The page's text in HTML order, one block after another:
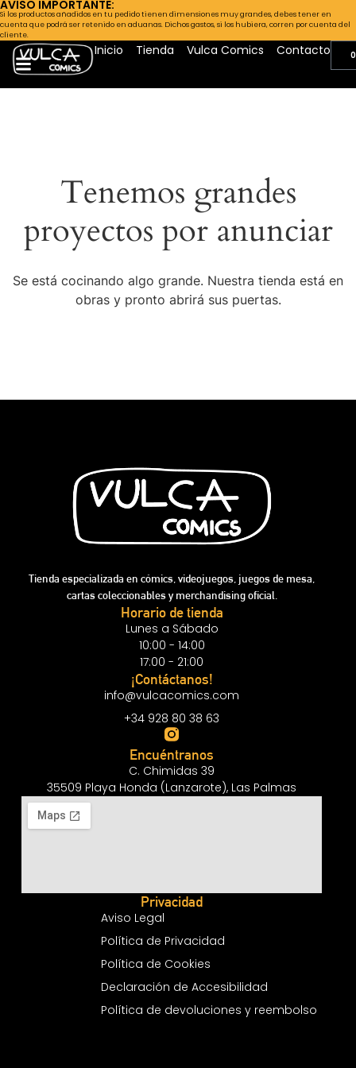
AVISO IMPORTANTE:
Si los productos añadidos en tu pedido tienen dimensiones muy grandes, debes tener en
cuenta que podrá ser retenido en aduanas. Dichos gastos, si los hubiera, corren por cuenta del
cliente.
Inicio Tienda Vulca Comics Contacto
Tenemos grandes
proyectos por anunciar
Se está cocinando algo grande. Nuestra tienda está en
obras y pronto abrirá sus puertas.
Tienda especializada en cómics, videojuegos, juegos de mesa,
cartas coleccionables y merchandising oficial.
Horario de tienda
Lunes a Sábado
10:00 - 14:00
17:00 - 21:00
¡Contáctanos!
info@vulcacomics.com
+34 928 80 38 63
Encuéntranos
C. Chimidas 39
35509 Playa Honda (Lanzarote), Las Palmas
Privacidad
Aviso Legal
Política de Privacidad
Política de Cookies
Declaración de Accesibilidad
Política de devoluciones y reembolso